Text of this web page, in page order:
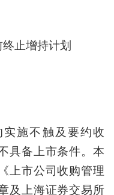
终止增持计划
实施不触及要约收
具备上市条件。本
上市公司收购管理
及上海证券交易所